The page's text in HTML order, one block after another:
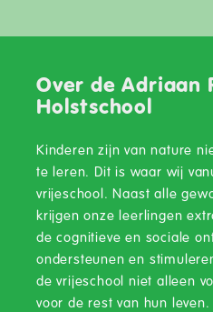
Over de Adriaan
Holstschool
Kinderen zijn van nature
te leren. Dit is waar wij
vrijeschool. Naast alle
krijgen onze leerlingen
de cognitieve en sociale
ondersteunen en
de vrijeschool niet alleen
voor de rest van hun leven.